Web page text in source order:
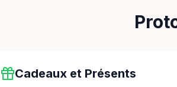
Cadeaux et Présents